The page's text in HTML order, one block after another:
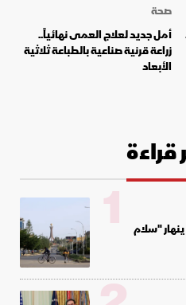
صحة
أمل جديد لعلاج العمى نهائياً..
زراعة قرنية صناعية بالطباعة ثلاثية
الأبعاد
قراءة
"سلام
1